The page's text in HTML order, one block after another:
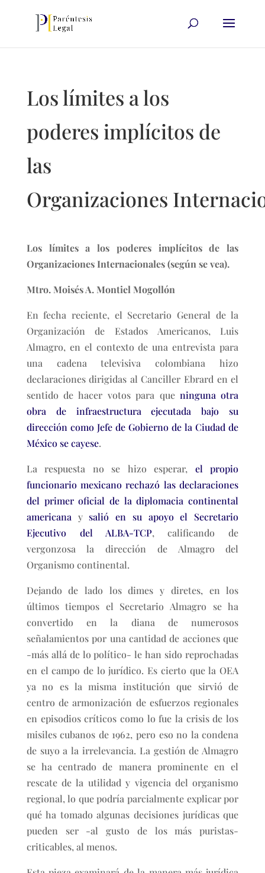
Los límites a los
poderes implícitos de
las
Organizaciones
Los límites a los poderes implícitos de las
Organizaciones Internacionales (según se vea).
Mtro. Moisés A. Montiel Mogollón
En fecha reciente, el Secretario General de la
Organización de Estados Americanos, Luis
Almagro, en el contexto de una entrevista para
una cadena televisiva colombiana hizo
declaraciones dirigidas al Canciller Ebrard en el
sentido de hacer votos para que ninguna otra
obra de infraestructura ejecutada bajo su
dirección como Jefe de Gobierno de la Ciudad de
México se cayese.
La respuesta no se hizo esperar, el propio
funcionario mexicano rechazó las declaraciones
del primer oficial de la diplomacia continental
americana ysalió en su apoyo el Secretario
Ejecutivo del ALBA-TCP, calificando de
vergonzosa la dirección de Almagro del
Organismo continental.
Dejando de lado los dimes y diretes, en los
últimos tiempos el Secretario Almagro se ha
convertido en la diana de numerosos
señalamientos por una cantidad de acciones que
-más allá de lo político- le han sido reprochadas
en el campo de lo jurídico. Es cierto que la OEA
ya no es la misma institución que sirvió de
centro de armonización de esfuerzos regionales
en episodios críticos como lo fue la crisis de los
misiles cubanos de 1962, pero eso no la condena
de suyo a la irrelevancia. La gestión de Almagro
se ha centrado de manera prominente en el
rescate de la utilidad y vigencia del organismo
regional, lo que podría parcialmente explicar por
qué ha tomado algunas decisiones jurídicas que
pueden ser -al gusto de los más puristas-
criticables, al menos.